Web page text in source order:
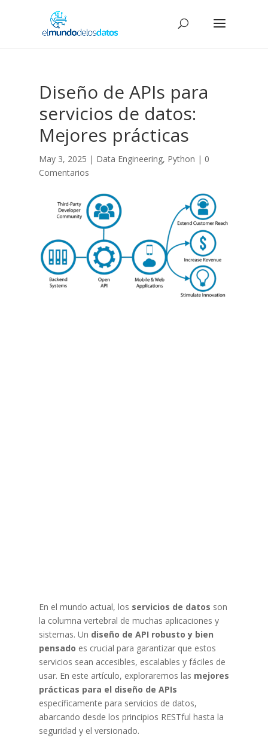
Diseño de APIs para
servicios de datos:
Mejores prácticas
May 3, 2025 | Data Engineering, Python | 0
Comentarios
En el mundo actual, los servicios de datos son
la columna vertebral de muchas aplicaciones y
sistemas. Un diseño de API robusto y bien
pensado es crucial para garantizar que estos
servicios sean accesibles, escalables y fáciles de
usar. En este artículo, exploraremos las mejores
prácticas para el diseño de APIs
específicamente para servicios de datos,
abarcando desde los principios RESTful hasta la
seguridad y el versionado.